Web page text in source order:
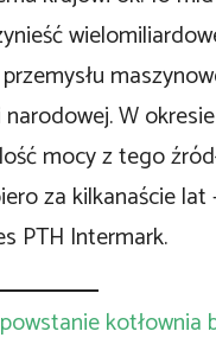
W
mocy z tego
za kilkanaście lat
PTH Intermark.
kotłownia